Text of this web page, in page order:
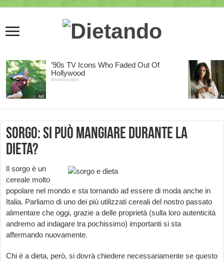
Sorgo: si può mangiare durante la
dieta?
Il sorgo è un
cereale molto
popolare nel mondo e sta tornando ad essere di moda anche in
Italia. Parliamo di uno dei più utilizzati cereali del nostro passato
alimentare che oggi, grazie a delle proprietà (sulla loro autenticità
andremo ad indagare tra pochissimo) importanti si sta
affermando nuovamente.
Chi è a dieta, però, si dovrà chiedere necessariamente se questo